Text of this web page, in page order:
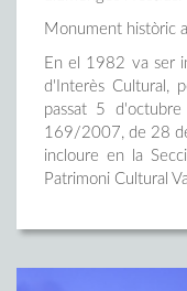
Monument històric
En el 1982 va ser
d'Interès Cultural,
passat 5
169/2007, de 28
incloure en la
Patrimoni Cultural